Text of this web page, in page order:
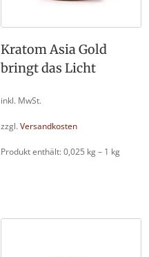
Kratom Asia Gold
bringt das Licht
inkl. MwSt.
zzgl.Versandkosten
Produkt enthält: 0,025 kg– 1 kg